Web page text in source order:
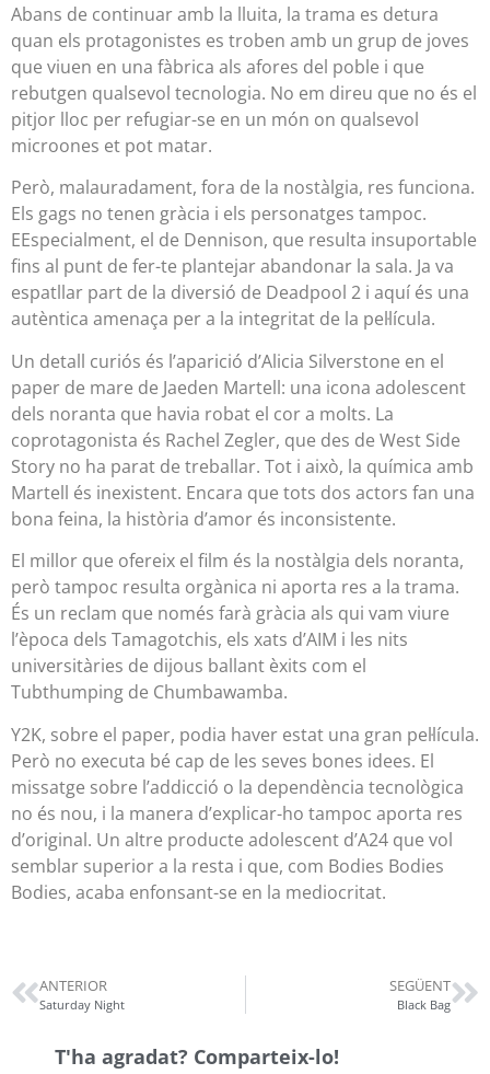
Abans de continuar amb la lluita, la trama es detura
quan els protagonistes es troben amb un grup de joves
que viuen en una fàbrica als afores del poble i que
rebutgen qualsevol tecnologia. No em direu que no és el
pitjor lloc per refugiar-se en un món on qualsevol
microones et pot matar.
Però, malauradament, fora de la nostàlgia, res funciona.
Els gags no tenen gràcia i els personatges tampoc.
EEspecialment, el de Dennison, que resulta insuportable
fins al punt de fer-te plantejar abandonar la sala. Ja va
espatllar part de la diversió de Deadpool 2 i aquí és una
autèntica amenaça per a la integritat de la pel·lícula.
Un detall curiós és l’aparició d’Alicia Silverstone en el
paper de mare de Jaeden Martell: una icona adolescent
dels noranta que havia robat el cor a molts. La
coprotagonista és Rachel Zegler, que des de West Side
Story no ha parat de treballar. Tot i això, la química amb
Martell és inexistent. Encara que tots dos actors fan una
bona feina, la història d’amor és inconsistente.
El millor que ofereix el film és la nostàlgia dels noranta,
però tampoc resulta orgànica ni aporta res a la trama.
És un reclam que només farà gràcia als qui vam viure
l’època dels Tamagotchis, els xats d’AIM i les nits
universitàries de dijous ballant èxits com el
Tubthumping de Chumbawamba.
Y2K, sobre el paper, podia haver estat una gran pel·lícula.
Però no executa bé cap de les seves bones idees. El
missatge sobre l’addicció o la dependència tecnològica
no és nou, i la manera d’explicar-ho tampoc aporta res
d’original. Un altre producte adolescent d’A24 que vol
semblar superior a la resta i que, com Bodies Bodies
Bodies, acaba enfonsant-se en la mediocritat.
ANTERIOR
Saturday Night
SEGÜENT
Black Bag
T'ha agradat? Comparteix-lo!